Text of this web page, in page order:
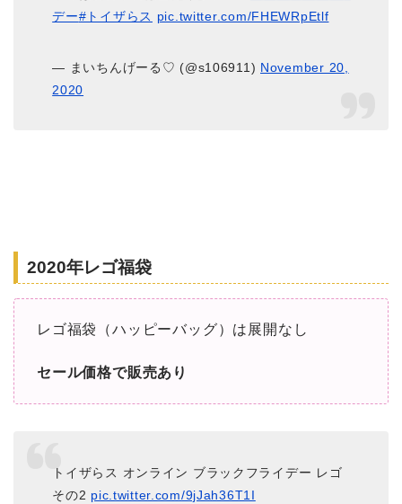
デー#トイザらス pic.twitter.com/FHEWRpEtlf
— まいちんげーる♡ (@s106911) November 20,
2020
2020年レゴ福袋
レゴ福袋（ハッピーバッグ）は展開なし
セール価格で販売あり
トイザらス オンライン ブラックフライデー レゴ
その2 pic.twitter.com/9jJah36T1I